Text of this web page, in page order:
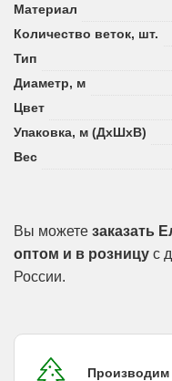
Материал
Количество веток, шт.
Тип
Диаметр, м
Цвет
Упаковка, м (ДхШхВ)
Вес
Вы можете заказать
оптом и в розницу с
России.
Производим